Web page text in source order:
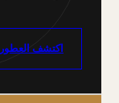
اكتشف